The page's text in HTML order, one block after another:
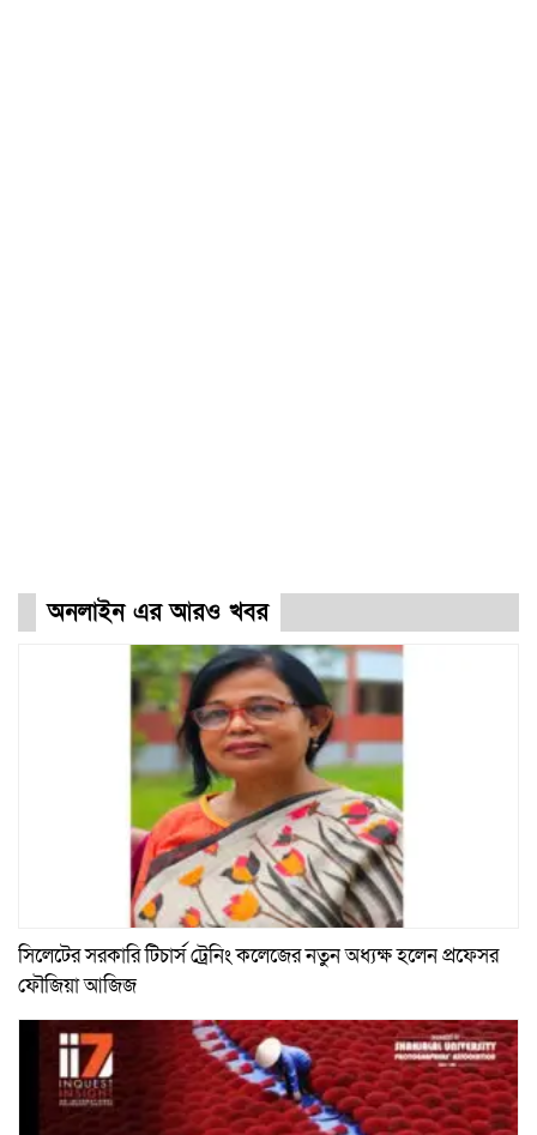
অনলাইন এর আরও খবর
সিলেটের সরকারি টিচার্স ট্রেনিং কলেজের নতুন অধ্যক্ষ হলেন প্রফেসর
ফৌজিয়া আজিজ